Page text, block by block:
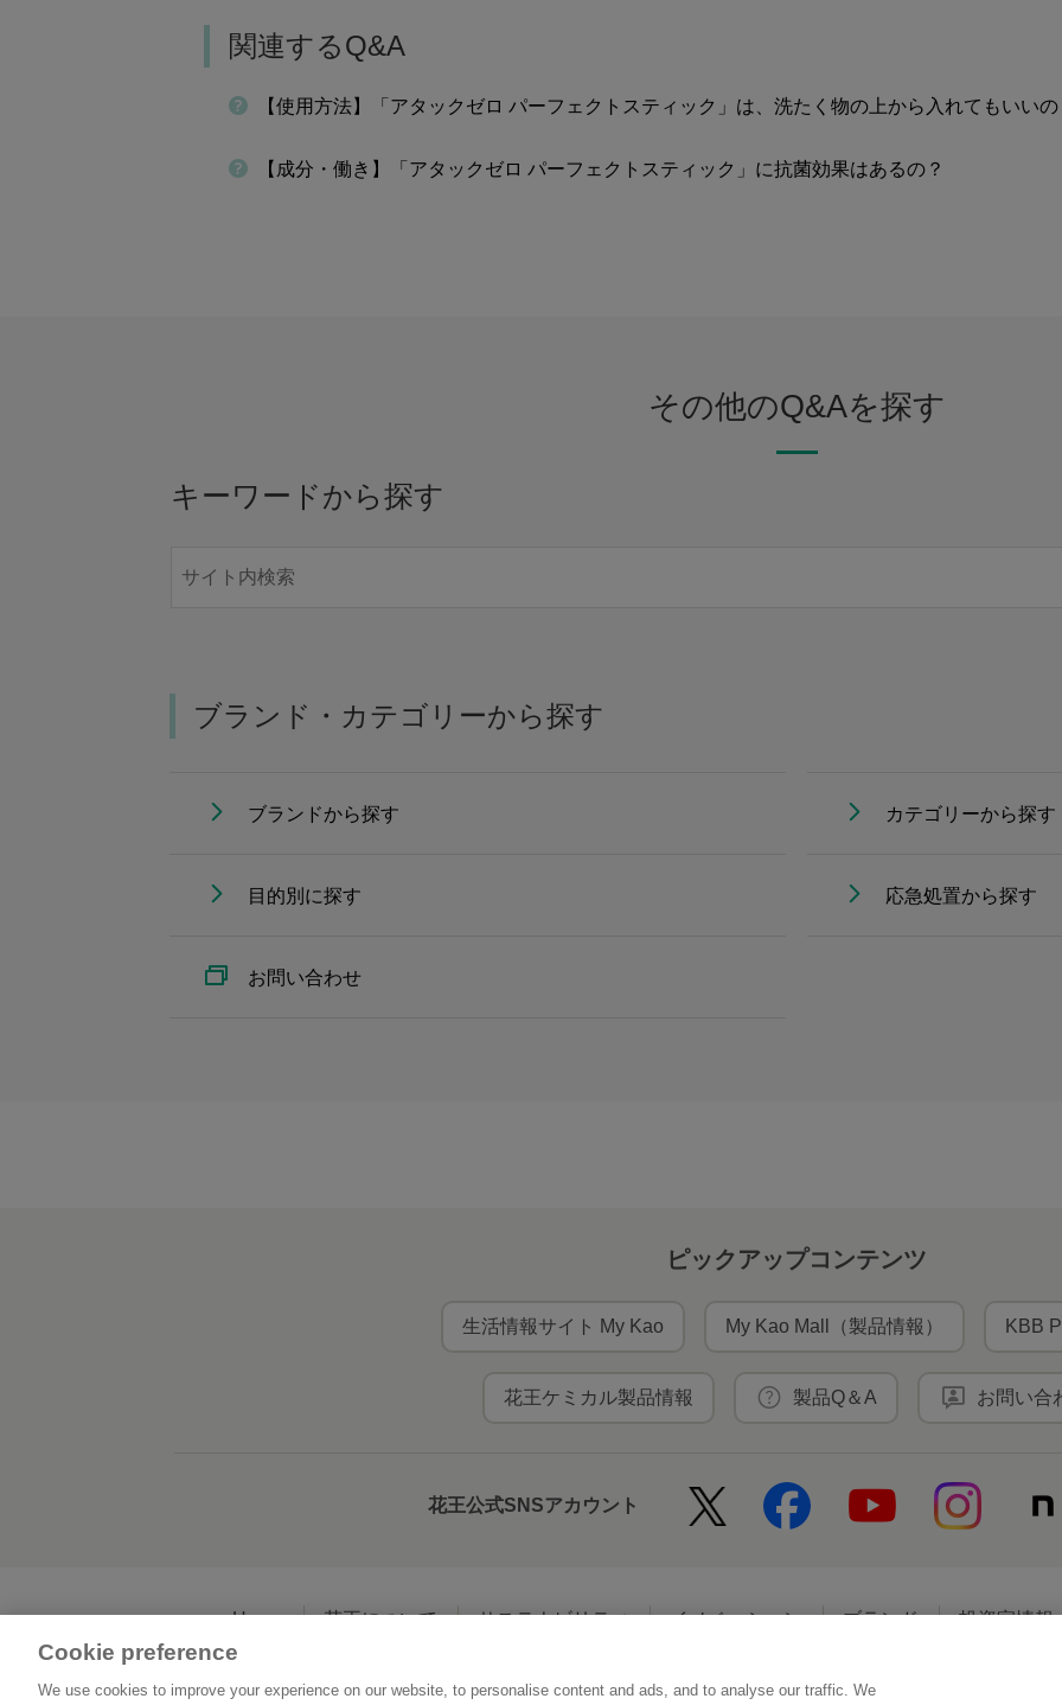
関連するQ&A
【使用方法】「アタックゼロ パーフェクトスティック」は、洗たく物の上から入れてもいい
【成分・働き】「アタックゼロ パーフェクトスティック」に抗菌効果はあるの？
その他のQ&Aを探す
キーワードから探す
ブランド・カテゴリーから探す
ブランドから探す カテゴリーから探す
目的別に探す 応急処置から探す
お問い合わせ
ピックアップコンテンツ
生活情報サイト My Kao My Kao Mall（製品情報） KBB
花王ケミカル製品情報 製品Q＆A お問い合
花王公式SNSアカウント
Home 花王について サステナビリティ イノベーション ブランド 投資家情報
利用規約 花王のアクセシビリティ 個人情報保護方針 利用者情報の外部送信
Cookie preference
We use cookies to improve your experience on our website, to personalise content and ads, and to analyse our traffic. We